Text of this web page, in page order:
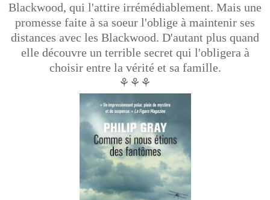
Blackwood, qui l'attire irrémédiablement. Mais une
promesse faite à sa soeur l'oblige à maintenir ses
distances avec les Blackwood. D'autant plus quand
elle découvre un terrible secret qui l'obligera à
choisir entre la vérité et sa famille.
⚘⚘⚘